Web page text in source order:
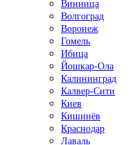
Винница
Волгоград
Воронеж
Гомель
Ибица
Йошкар-Ола
Калининград
Калвер-Сити
Киев
Кишинёв
Краснодар
Лаваль